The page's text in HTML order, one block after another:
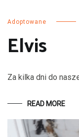
Adoptowane
Elvis
Za kilka dni do
READ MORE